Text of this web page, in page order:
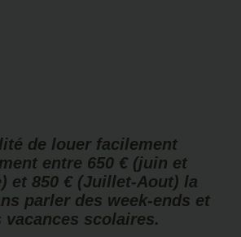
de louer facilement
entre 650 € (juin et
et 850 € (Juillet-Aout) la
parler des week-ends et
vacances scolaires.